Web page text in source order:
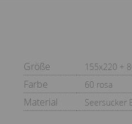
Größe 155x220 +
Farbe 60 rosa
Material Seersucker